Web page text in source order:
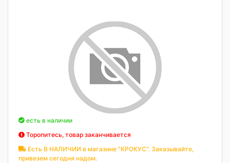
есть в наличии
Торопитесь, товар заканчивается
Есть В НАЛИЧИИ в магазине "КРОКУС". Заказывайте,
привезем сегодня надом.